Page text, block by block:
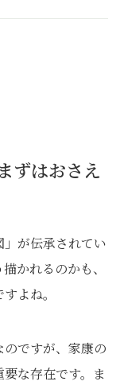
ずはおさえ
」が伝承されてい
かれるのかも、
よね。
ですが、家康の
な存在です。ま